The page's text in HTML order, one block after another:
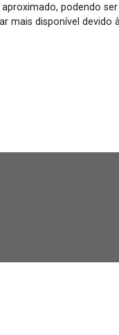
podendo
mais disponível